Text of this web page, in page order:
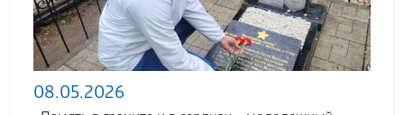
08.05.2026